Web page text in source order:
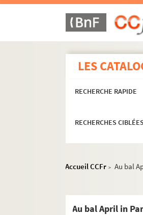
LES
RECHERCHE RAPIDE
RECHERCHES CIBLÉES
Accueil CCFr > Au bal
Au bal April in
A
B
Daladier,